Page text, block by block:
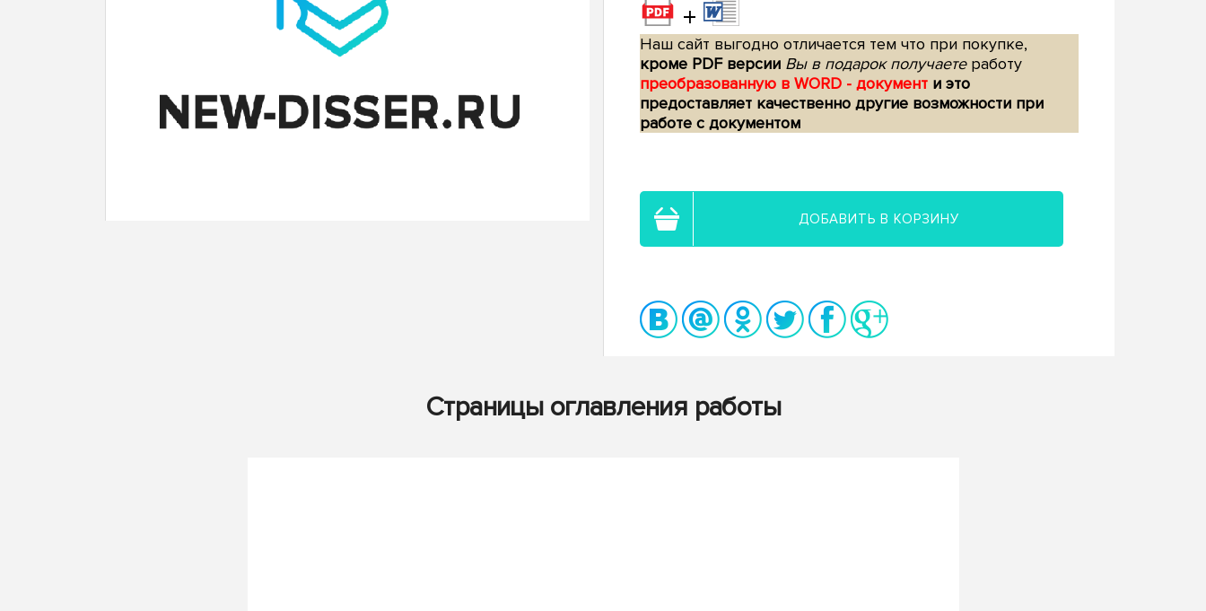
+
Наш сайт выгодно отличается тем что при покупке,
кроме PDF версии Вы в подарок получаетеработу
преобразованную в WORD - документ и это
предоставляет качественно другие возможности при
работе с документом
ДОБАВИТЬ В КОРЗИНУ
Страницы оглавления работы